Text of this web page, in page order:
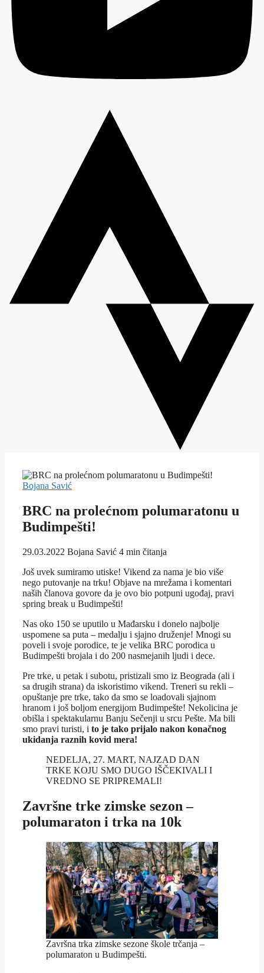
Bojana Savić
BRC na prolećnom polumaratonu u
Budimpešti!
29.03.2022 Bojana Savić 4 min čitanja
Još uvek sumiramo utiske! Vikend za nama je bio više
nego putovanje na trku! Objave na mrežama i komentari
naših članova govore da je ovo bio potpuni ugođaj, pravi
spring break u Budimpešti!
Nas oko 150 se uputilo u Mađarsku i donelo najbolje
uspomene sa puta – medalju i sjajno druženje! Mnogi su
poveli i svoje porodice, te je velika BRC porodica u
Budimpešti brojala i do 200 nasmejanih ljudi i dece.
Pre trke, u petak i subotu, pristizali smo iz Beograda (ali i
sa drugih strana) da iskoristimo vikend. Treneri su rekli –
opuštanje pre trke, tako da smo se loadovali sjajnom
hranom i još boljom energijom Budimpešte! Nekolicina je
obišla i spektakularnu Banju Sečenji u srcu Pešte. Ma bili
smo pravi turisti, i to je tako prijalo nakon konačnog
ukidanja raznih kovid mera!
NEDELJA, 27. MART, NAJZAD DAN
TRKE KOJU SMO DUGO IŠČEKIVALI I
VREDNO SE PRIPREMALI!
Završne trke zimske sezon –
polumaraton i trka na 10k
Završna trka zimske sezone škole trčanja –
polumaraton u Budimpešti.